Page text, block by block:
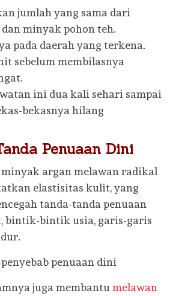
jumlah yang sama dari
minyak pohon teh.
pada daerah yang terkena.
sebelum membilasnya
ini dua kali sehari sampai
bekasnya hilang
Penuaan Dini
minyak argan melawan radikal
elastisitas kulit, yang
tanda-tanda penuaan
bintik-bintik usia, garis-garis
juga membantu melawan